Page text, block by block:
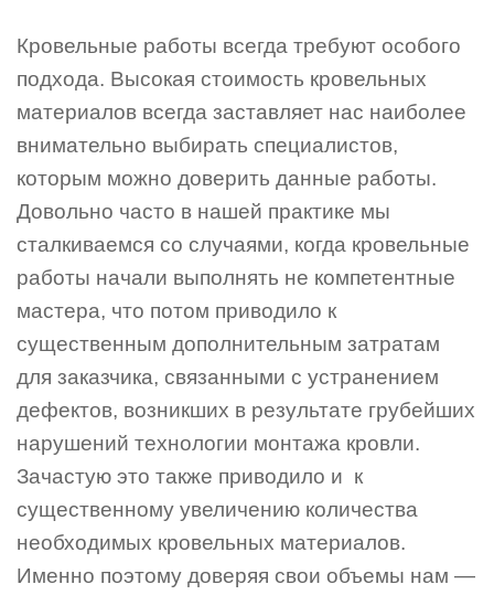
Кровельные работы всегда требуют особого
подхода. Высокая стоимость кровельных
материалов всегда заставляет нас наиболее
внимательно выбирать специалистов,
которым можно доверить данные работы.
Довольно часто в нашей практике мы
сталкиваемся со случаями, когда кровельные
работы начали выполнять не компетентные
мастера, что потом приводило к
существенным дополнительным затратам
для заказчика, связанными с устранением
дефектов, возникших в результате грубейших
нарушений технологии монтажа кровли.
Зачастую это также приводило и к
существенному увеличению количества
необходимых кровельных материалов.
Именно поэтому доверяя свои объемы нам —